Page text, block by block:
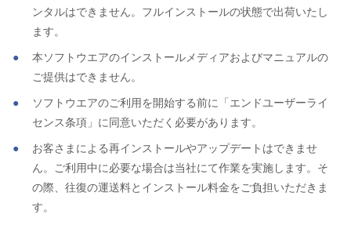
ンタルはできません。フルインストールの状態で出荷いたし
ます。
本ソフトウエアのインストールメディアおよびマニュアルの
ご提供はできません。
ソフトウエアのご利用を開始する前に「エンドユーザーライ
センス条項」に同意いただく必要があります。
お客さまによる再インストールやアップデートはできませ
ん。ご利用中に必要な場合は当社にて作業を実施します。そ
の際、往復の運送料とインストール料金をご負担いただきま
す。